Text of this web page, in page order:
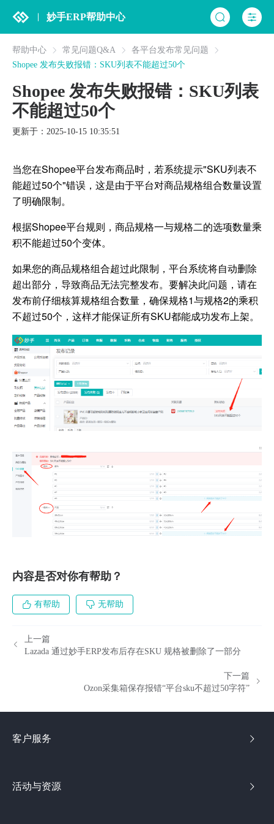
妙手ERP帮助中心
帮助中心 常见问题Q&A
各平台发布常见问题
Shopee 发布失败报错：SKU列表不能超过50个
Shopee 发布失败报错：SKU列表
不能超过50个
更新于：2025-10-15 10:35:51
当您在Shopee平台发布商品时，若系统提示"SKU列表不
能超过50个"错误，这是由于平台对商品规格组合数量设置
了明确限制。
根据Shopee平台规则，商品规格一与规格二的选项数量乘
积不能超过50个变体。
如果您的商品规格组合超过此限制，平台系统将自动删除
超出部分，导致商品无法完整发布。要解决此问题，请在
发布前仔细核算规格组合数量，确保规格1与规格2的乘积
不超过50个，这样才能保证所有SKU都能成功发布上架。
内容是否对你有帮助？
有帮助 无帮助
上一篇
Lazada 通过妙手ERP发布后存在SKU 规格被删除了一部分
下一篇
Ozon采集箱保存报错“平台sku不超过50字符”
客户服务
活动与资源